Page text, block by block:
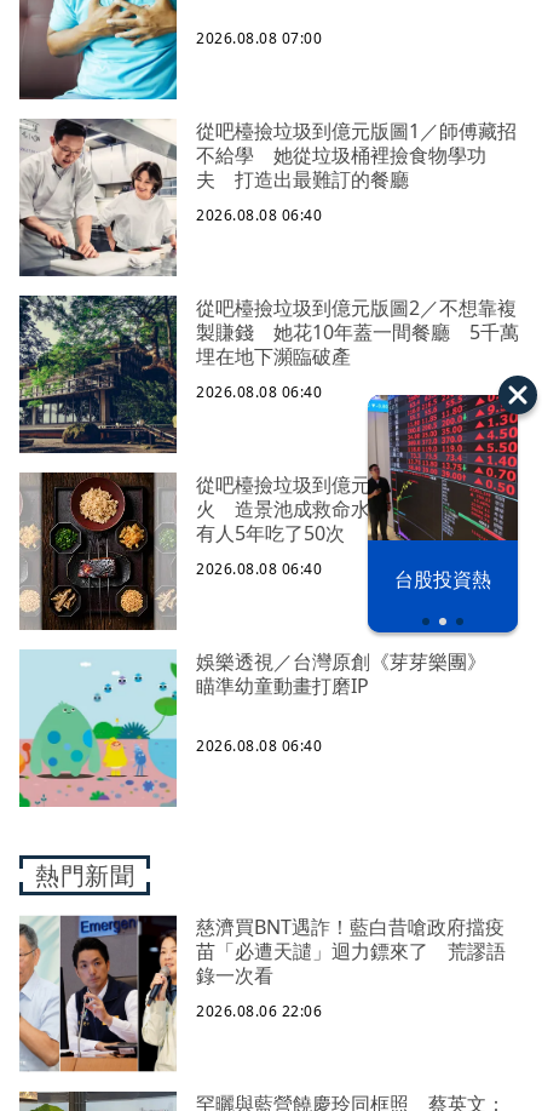
漢光42演習 台股投資熱
2026.08.08 07:00
從吧檯撿垃圾到億元版圖1／師傅藏招
不給學 她從垃圾桶裡撿食物學功
夫 打造出最難訂的餐廳
2026.08.08 06:40
從吧檯撿垃圾到億元版圖2／不想靠複
製賺錢 她花10年蓋一間餐廳 5千萬
埋在地下瀕臨破產
2026.08.08 06:40
從吧檯撿垃圾到億元版圖3／開幕就失
火 造景池成救命水 4千元一客餐
有人5年吃了50次
2026.08.08 06:40
娛樂透視／台灣原創《芽芽樂團》
瞄準幼童動畫打磨IP
2026.08.08 06:40
熱門新聞
慈濟買BNT遇詐！藍白昔嗆政府擋疫
苗「必遭天譴」迴力鏢來了 荒謬語
錄一次看
2026.08.06 22:06
罕曬與藍營饒慶玲同框照 蔡英文：